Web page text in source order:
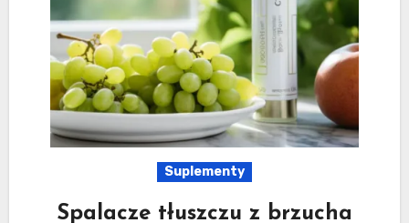
Suplementy
Spalacze tłuszczu z brzucha